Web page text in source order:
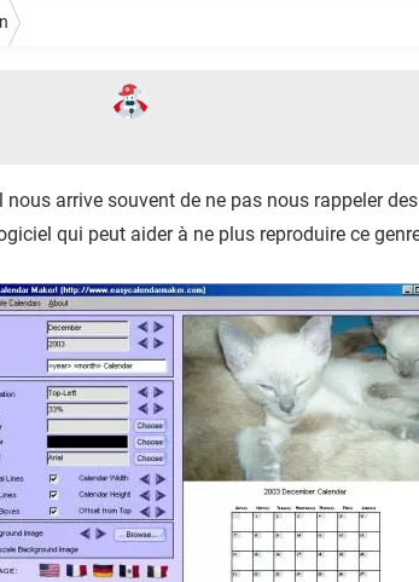
arrive souvent de ne pas nous rappeler
qui peut aider à ne plus reproduire ce genre